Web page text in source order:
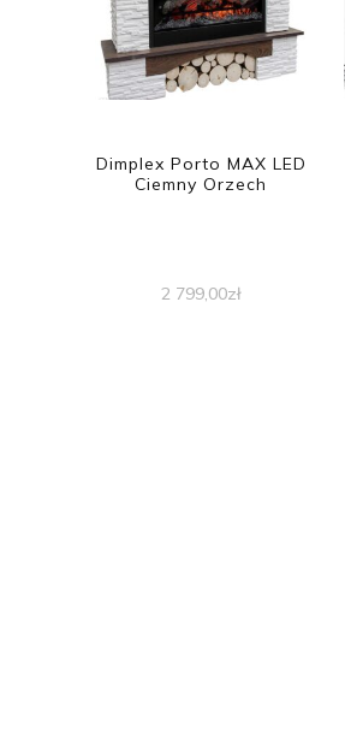
Dimplex Porto MAX LED
Ciemny Orzech
2 799,00zł